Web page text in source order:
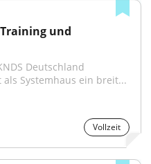
und
Deutschland
Systemhaus ein breit...
Vollzeit